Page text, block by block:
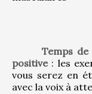
Temps
positive : les
vous serez en
avec la voix à